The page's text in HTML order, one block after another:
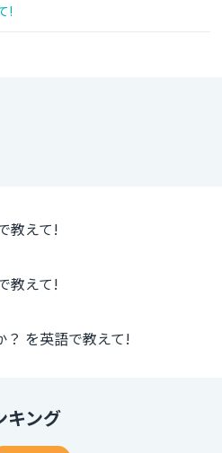
!
教えて!
教えて!
？ を英語で教えて!
キング